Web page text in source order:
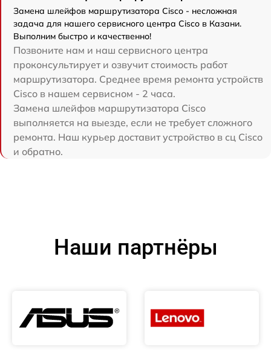
Замена шлейфов маршрутизатора Cisco - несложная
задача для нашего сервисного центра Cisco в Казани.
Выполним быстро и качественно!
Позвоните нам и наш сервисного центра
проконсультирует и озвучит стоимость работ
маршрутизатора. Среднее время ремонта устройств
Cisco в нашем сервисном - 2 часа.
Замена шлейфов маршрутизатора Cisco
выполняется на выезде, если не требует сложного
ремонта. Наш курьер доставит устройство в сц Cisco
и обратно.
Наши партнёры